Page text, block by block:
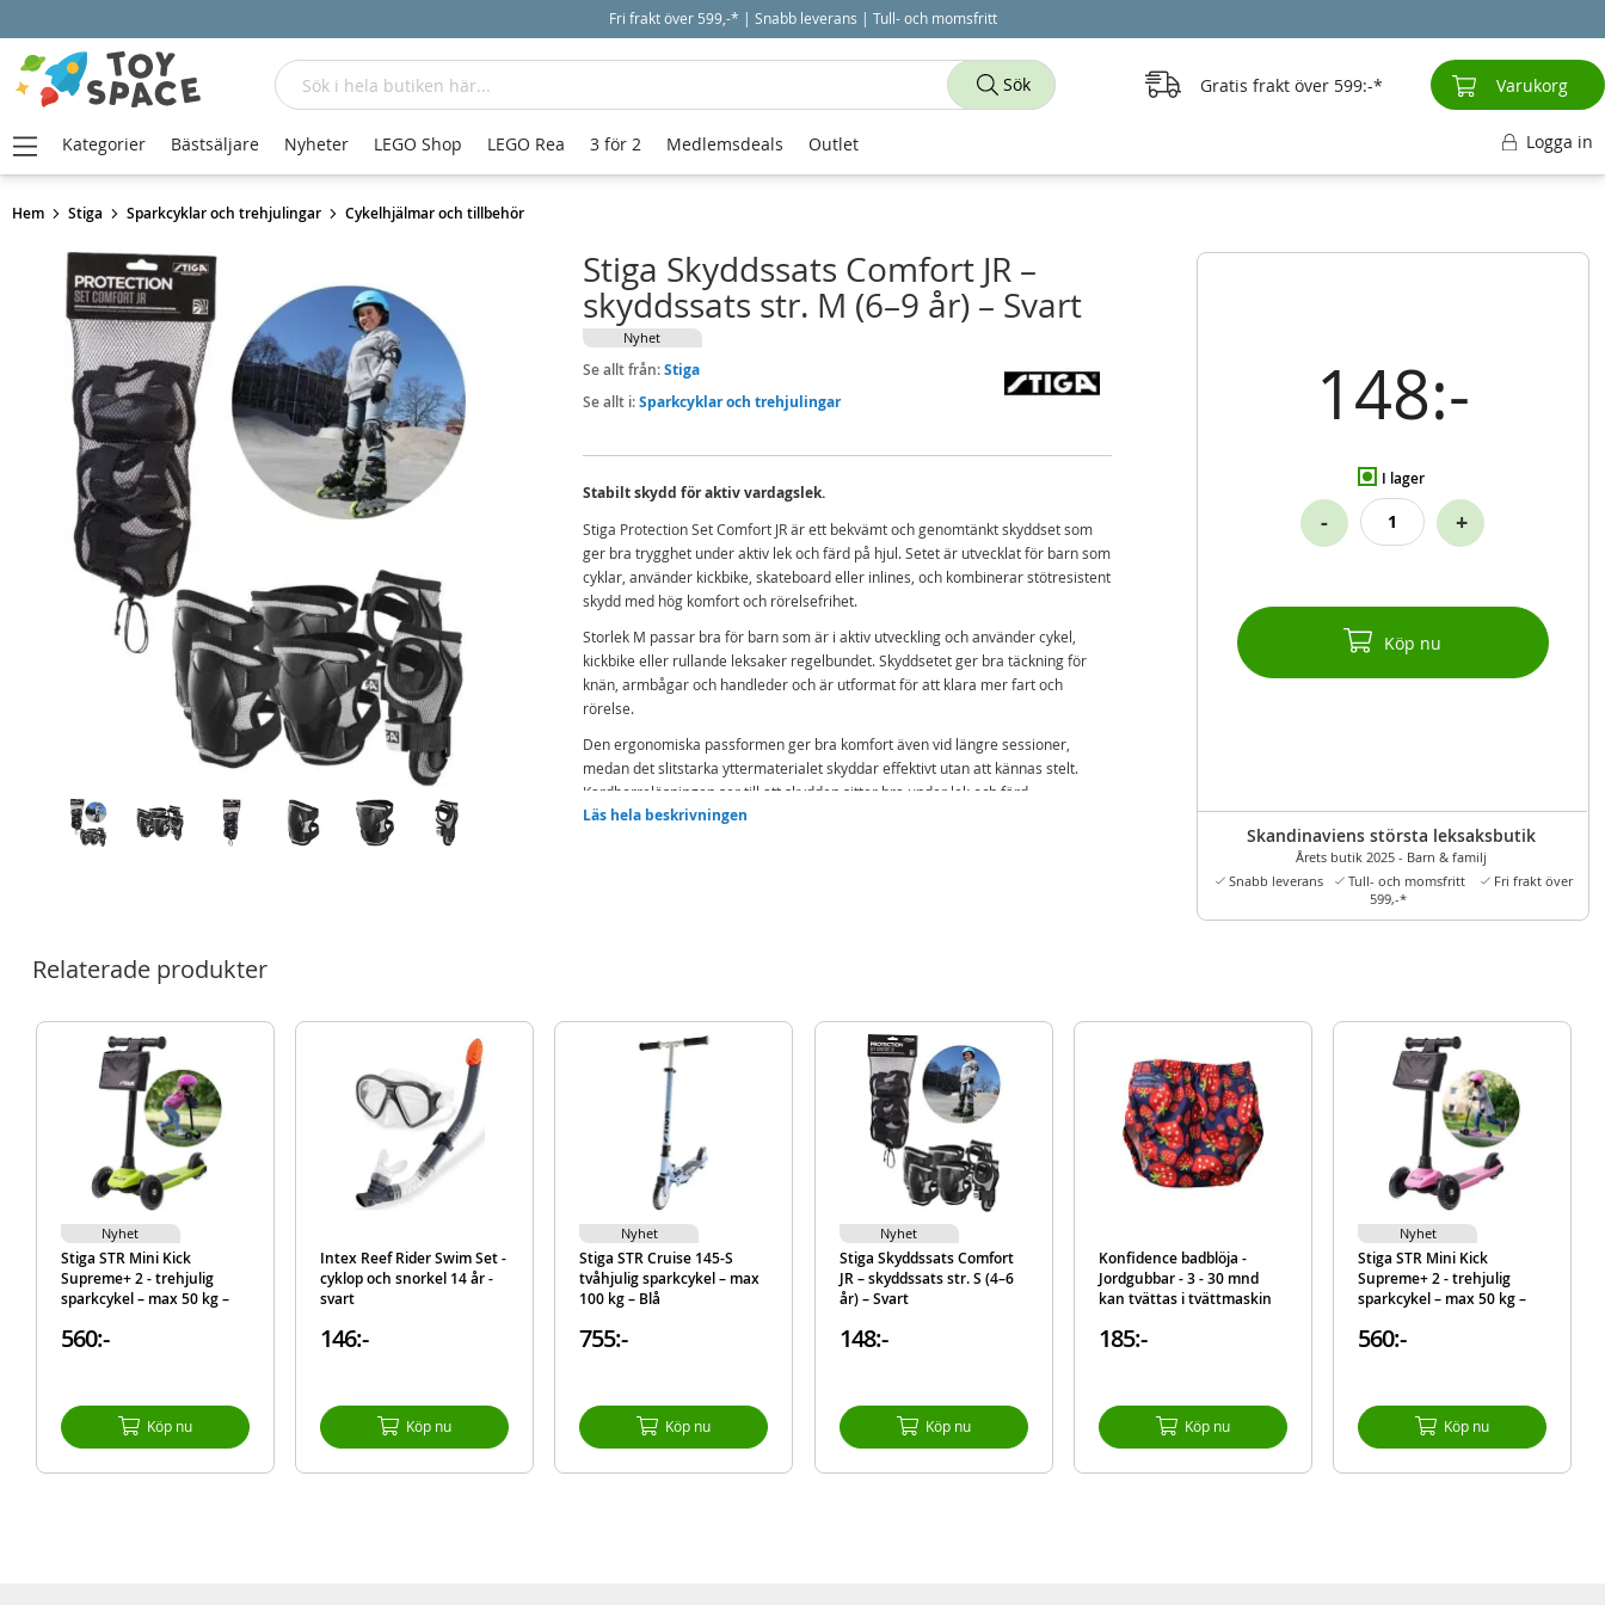
Fri frakt över 599,-* | Snabb leverans | Tull- och momsfritt
Hem Stiga Sparkcyklar och trehjulingar Cykelhjälmar och tillbehör
148:-
I lager
- +
Köp nu
Skandinaviens största leksaksbutik
Årets butik 2025 - Barn & familj
Snabb leverans
Tull- och momsfritt
Fri frakt över
599,-*
Stiga Skyddssats Comfort JR –
skyddssats str. M (6–9 år) – Svart
Nyhet
Se allt från:Stiga
Se allt i:Sparkcyklar och trehjulingar
Stabilt skydd för aktiv vardagslek.
Stiga Protection Set Comfort JR är ett bekvämt och genomtänkt skyddset som
ger bra trygghet under aktiv lek och färd på hjul. Setet är utvecklat för barn som
cyklar, använder kickbike, skateboard eller inlines, och kombinerar stötresistent
skydd med hög komfort och rörelsefrihet.
Storlek M passar bra för barn som är i aktiv utveckling och använder cykel,
kickbike eller rullande leksaker regelbundet. Skyddsetet ger bra täckning för
knän, armbågar och handleder och är utformat för att klara mer fart och
rörelse.
Den ergonomiska passformen ger bra komfort även vid längre sessioner,
medan det slitstarka yttermaterialet skyddar effektivt utan att kännas stelt.
Kardborrelösningen ser till att skydden sitter bra under lek och färd.
Innehåller:
Ålder: ca. 6-9 år
Observera: Utvecklat av STIGA med fokus på komfort, säkerhet och hållbarhet.
82-2741-05
7318682741054
Varumärke
Läs hela beskrivningen
Relaterade produkter
Stiga STR Mini Kick
Supreme+ 2 - trehjulig
sparkcykel – max 50 kg –
560:-
Köp nu
Nyhet
Intex Reef Rider Swim Set -
cyklop och snorkel 14 år -
svart
146:-
Köp nu
Stiga STR Cruise 145-S
tvåhjulig sparkcykel – max
100 kg – Blå
755:-
Köp nu
Nyhet
Stiga Skyddssats Comfort
JR – skyddssats str. S (4–6
år) – Svart
148:-
Köp nu
Nyhet
Konfidence badblöja -
Jordgubbar - 3 - 30 mnd
kan tvättas i tvättmaskin
185:-
Köp nu
Stiga STR Mini Kick
Supreme+ 2 - trehjulig
sparkcykel – max 50 kg –
560:-
Köp nu
Nyhet
Sök
Sök Gratis frakt över 599:- Varukorg
Kategorier Bästsäljare Nyheter LEGO Shop LEGO Rea 3 för 2 Medlemsdeals Outlet Logga in